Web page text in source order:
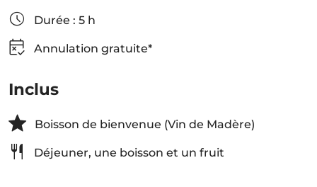
Durée : 5 h
Annulation gratuite*
Inclus
Boisson de bienvenue (Vin de Madère)
Déjeuner, une boisson et un fruit